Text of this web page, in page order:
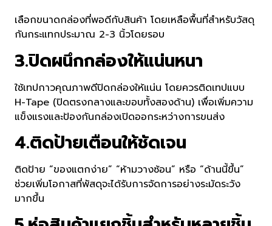
เลือกขนาดกล่องที่พอดีกับสินค้า โดยเหลือพื้นที่สำหรับวัสดุ
กันกระแทกประมาณ 2-3 นิ้วโดยรอบ
3.ปิดผนึกกล่องให้แน่นหนา
ใช้เทปกาวคุณภาพดีปิดกล่องให้แน่น โดยควรติดเทปแบบ
H-Tape (ปิดตรงกลางและขอบทั้งสองด้าน) เพื่อเพิ่มความ
แข็งแรงและป้องกันกล่องเปิดออกระหว่างการขนส่ง
4.ติดป้ายเตือนให้ชัดเจน
ติดป้าย “ของแตกง่าย” “ห้ามวางซ้อน” หรือ “ด้านนี้ขึ้น”
ช่วยเพิ่มโอกาสที่พัสดุจะได้รับการจัดการอย่างระมัดระวัง
มากขึ้น